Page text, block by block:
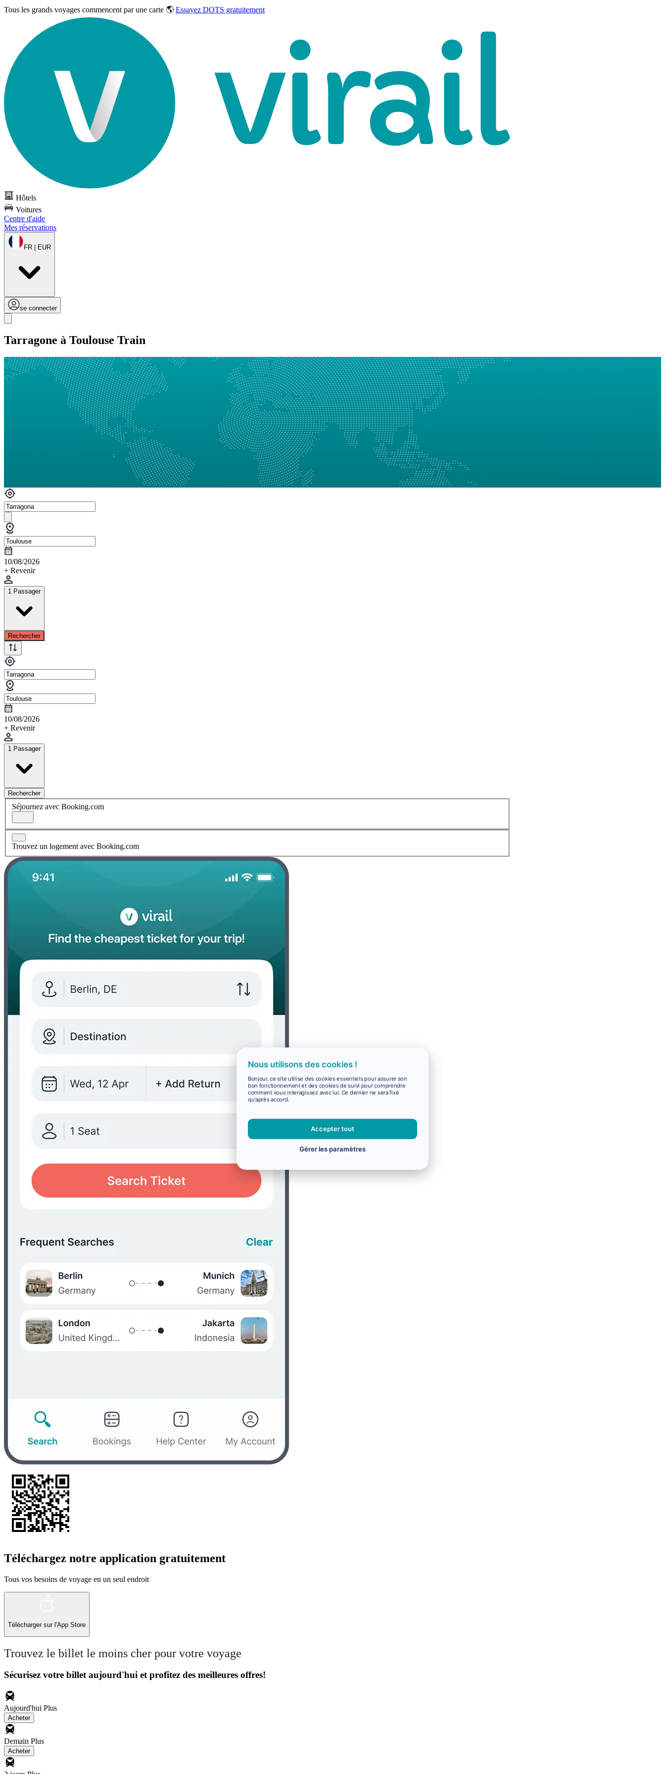
Tous les grands voyages commencent par une carte 🌎 Essayez DOTS gratuitement
Hôtels
Voitures
Centre d'aide
Mes réservations
FR | EUR
se connecter
Tarragone à Toulouse Train
10/08/2026
+ Revenir
1 Passager
Rechercher
10/08/2026
+ Revenir
1 Passager
Rechercher
Séjournez avec Booking.com
Trouvez un logement avec Booking.com
Téléchargez notre application gratuitement
Tous vos besoins de voyage en un seul endroit
Télécharger sur l'App Store
Trouvez le billet le moins cher pour votre voyage
Sécurisez votre billet aujourd'hui et profitez des meilleures offres!
Aujourd'hui Plus
Acheter
Demain Plus
Acheter
Nous utilisons des cookies !
Bonjour, ce site utilise des cookies essentiels pour assurer son
bon fonctionnement et des cookies de suivi pour comprendre
comment vous interagissez avec lui. Ce dernier ne sera fixé
qu'après accord.
Accepter tout
Gérer les paramètres